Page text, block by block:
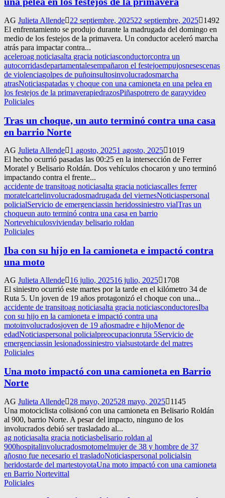
AG Julieta Allende 22 septiembre, 202522 septiembre, 2025
1492
El enfrentamiento se produjo durante la madrugada del domingo en
medio de los festejos de la primavera. Un conductor aceleró marcha
atrás para impactar contra...
aceleroag noticiasalta gracia noticiasconductorcontra un
autocorridasdepartamentalesempañaron el festejoempujosnesescenas
de violenciagolpes de puñoinsultosinvolucradosmarcha
atrasNoticiaspatadas y choque con una camioneta en una pelea en
los festejos de la primaverapiedrazosPiñaspotrero de garayvideo
Policiales
Tras un choque, un auto terminó contra una casa
en barrio Norte
AG Julieta Allende 1 agosto, 20251 agosto, 2025
1019
El hecho ocurrió pasadas las 00:25 en la intersección de Ferrer
Moratel y Belisario Roldán. Dos vehículos chocaron y uno terminó
impactando contra el frente...
accidente de transitoag noticiasalta gracia noticiascalles ferrer
moratelcartelinvolucradosmadrugada del viernesNoticiaspersonal
policialServicio de emergenciassin heridossiniestro vialTras un
choqueun auto terminó contra una casa en barrio
Nortevehiculosvivienday belisario roldan
Policiales
Iba con su hijo en la camioneta e impactó contra
una moto
AG Julieta Allende 16 julio, 202516 julio, 2025
1708
El siniestro ocurrió este martes por la tarde en el kilómetro 34 de
Ruta 5. Un joven de 19 años protagonizó el choque con una...
accidente de transitoag noticiasalta gracia noticiasconductoresIba
con su hijo en la camioneta e impactó contra una
motoinvolucradosjoven de 19 añosmadre e hijoMenor de
edadNoticiaspersonal policialpreocupacionruta 5Servicio de
emergenciassin lesionadossiniestro vialsustotarde del matres
Policiales
Una moto impactó con una camioneta en Barrio
Norte
AG Julieta Allende 28 mayo, 202528 mayo, 2025
1145
Una motociclista colisionó con una camioneta en Belisario Roldán
al 900, barrio Norte. A pesar del impacto, ninguno de los
involucrados debió ser trasladado al...
ag noticiasalta gracia noticiasbelisario roldan al
900hospitalinvolucradosmotomelmujer de 38 y hombre de 37
añosno fue necesario el trasladoNoticiaspersonal policialsin
heridostarde del martestoyotaUna moto impactó con una camioneta
en Barrio Nortevittal
Policiales